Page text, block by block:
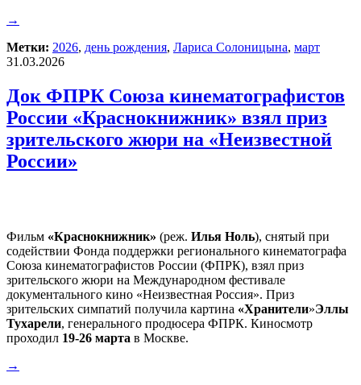
→
Метки: 2026, день рождения, Лариса Солоницына, март
31.03.2026
Док ФПРК Союза кинематографистов
России «Краснокнижник» взял приз
зрительского жюри на «Неизвестной
России»
Фильм «Краснокнижник» (реж. Илья Ноль), снятый при
содействии Фонда поддержки регионального кинематографа
Союза кинематографистов России (ФПРК), взял приз
зрительского жюри на Международном фестивале
документального кино «Неизвестная Россия». Приз
зрительских симпатий получила картина «Хранители»Эллы
Тухарели, генерального продюсера ФПРК. Киносмотр
проходил 19-26 марта в Москве.
→